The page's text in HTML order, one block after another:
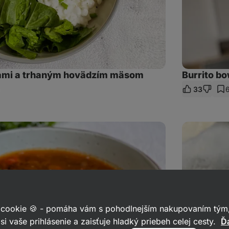
a trhaným hovädzím mäsom Burrito
33
🍪 - pomáha vám s pohodlnejším nakupovaním
vaše prihlásenie a zaisťuje hladký priebeh celej cesty.